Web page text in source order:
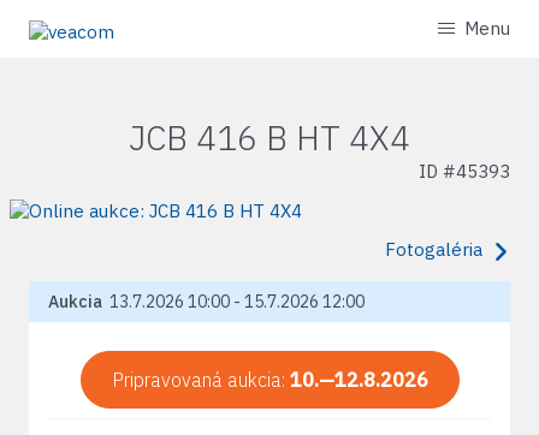
Menu
JCB 416 B HT 4X4
ID #45393
Fotogaléria
Aukcia 13.7.2026 10:00 - 15.7.2026 12:00
Pripravovaná aukcia: 10.—12.8.2026